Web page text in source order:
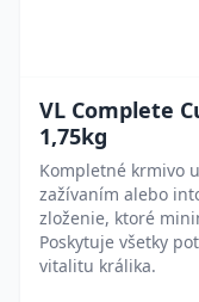
VL Complete
1,75kg
Kompletné krmivo
zažívaním alebo
zloženie, ktoré
Poskytuje všetky
vitalitu králika.